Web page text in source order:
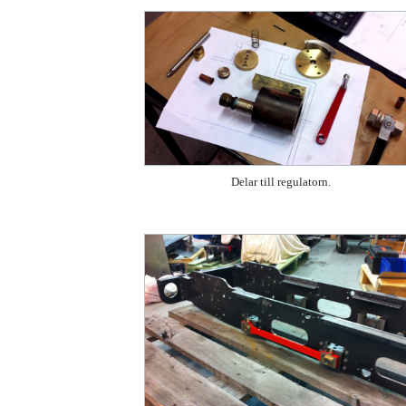
Delar till regulatorn.